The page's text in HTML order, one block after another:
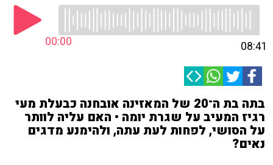
00:00 08:41
בתה בת ה־20 של המאזינה אובחנה כבעלת מעי
רגיז המעיב על שגרת יומה • האם עליה לוותר
על הסושי, לפחות לעת עתה, ולהימנע מדגים
נאים?